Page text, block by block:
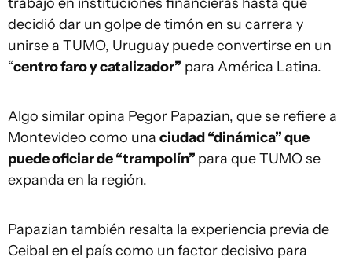
decidió dar un golpe de timón en su carrera y
unirse a TUMO, Uruguay puede convertirse en un
“centro faro y catalizador” para América Latina.
Algo similar opina Pegor Papazian, que se refiere a
Montevideo como una ciudad “dinámica” que
puede oficiar de “trampolín” para que TUMO se
expanda en la región.
Papazian también resalta la experiencia previa de
Ceibal en el país como un factor decisivo para